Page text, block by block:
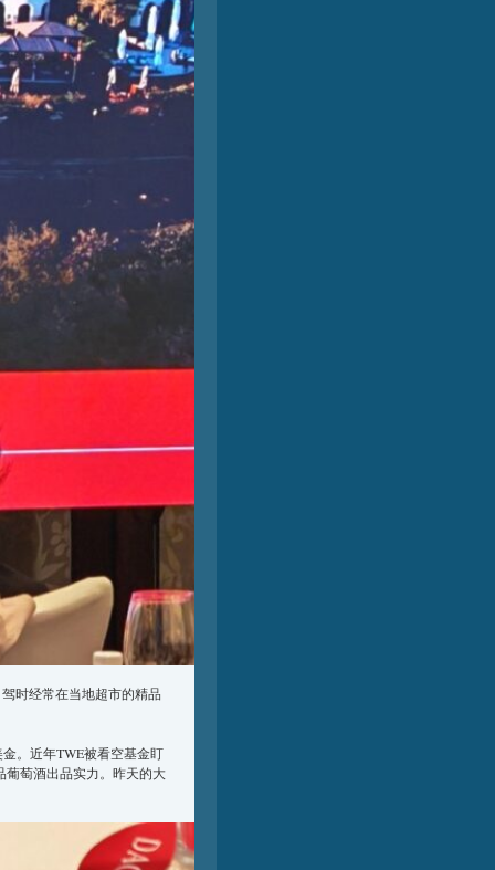
时经常在当地超市的精品
。近年TWE被看空基金盯
葡萄酒出品实力。昨天的大